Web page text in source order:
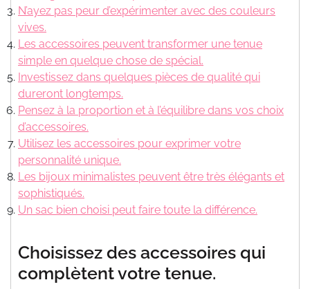
N’ayez pas peur d’expérimenter avec des couleurs
vives.
Les accessoires peuvent transformer une tenue
simple en quelque chose de spécial.
Investissez dans quelques pièces de qualité qui
dureront longtemps.
Pensez à la proportion et à l’équilibre dans vos choix
d’accessoires.
Utilisez les accessoires pour exprimer votre
personnalité unique.
Les bijoux minimalistes peuvent être très élégants et
sophistiqués.
Un sac bien choisi peut faire toute la différence.
Choisissez des accessoires qui
complètent votre tenue.